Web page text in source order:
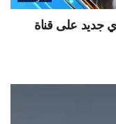
جديد على قناة